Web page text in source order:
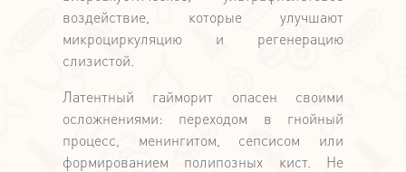
воздействие, которые улучшают
микроциркуляцию и регенерацию
слизистой.
Латентный гайморит опасен своими
осложнениями: переходом в гнойный
процесс, менингитом, сепсисом или
формированием полипозных кист. Не